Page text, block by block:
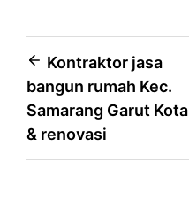
Post
navigation
Kontraktor jasa
bangun rumah Kec.
Samarang Garut Kota
& renovasi